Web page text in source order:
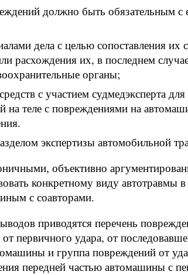
должно быть обязательным
дела с целью сопоставления их
расхождения их, в последнем
органы;
с участием судмедэксперта
на теле с повреждениями на
экспертизы автомобильной
объективно
конкретному виду автотравмы в
с соавторами.
приводятся перечень
первичного удара, от
и группа повреждений от
передней частью автомашины с